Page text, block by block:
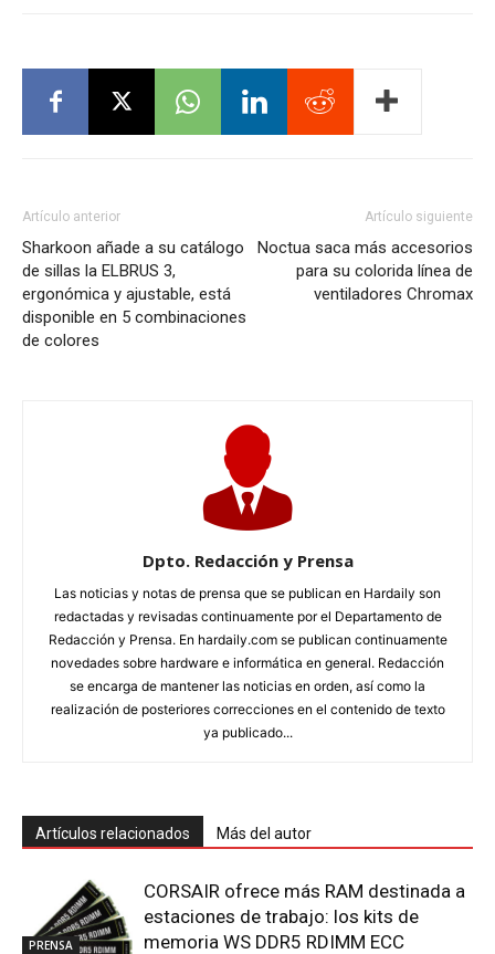
Artículo anterior
Sharkoon añade a su catálogo
de sillas la ELBRUS 3,
ergonómica y ajustable, está
disponible en 5 combinaciones
de colores
Artículo siguiente
Noctua saca más accesorios
para su colorida línea de
ventiladores Chromax
Dpto. Redacción y Prensa
Las noticias y notas de prensa que se publican en Hardaily son
redactadas y revisadas continuamente por el Departamento de
Redacción y Prensa. En hardaily.com se publican continuamente
novedades sobre hardware e informática en general. Redacción
se encarga de mantener las noticias en orden, así como la
realización de posteriores correcciones en el contenido de texto
ya publicado...
Artículos relacionados Más del autor
PRENSA
CORSAIR ofrece más RAM destinada a
estaciones de trabajo: los kits de
memoria WS DDR5 RDIMM ECC